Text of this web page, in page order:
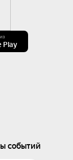
Play
событий